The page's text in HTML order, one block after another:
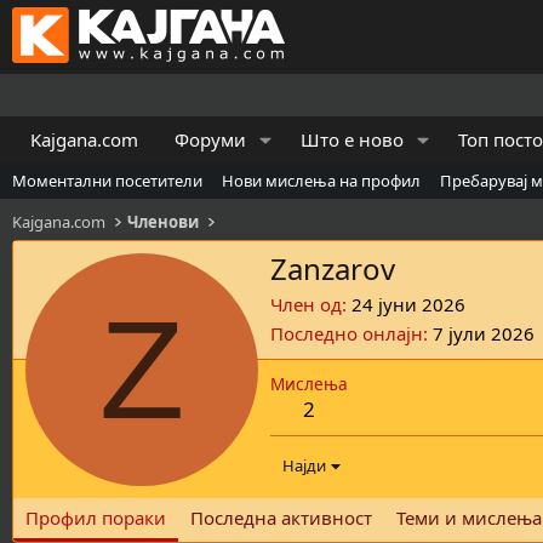
Kajgana.com Форуми Што е ново Топ
Моментални посетители Нови мислења на профил
Пребарувај
Kajgana.com
Членови
Z
Zanzarov
Член од 24 јуни 2026
Последно онлајн 7 јули 2026
Мислења
2
Најди
Профил пораки Последна активност Теми и мислења